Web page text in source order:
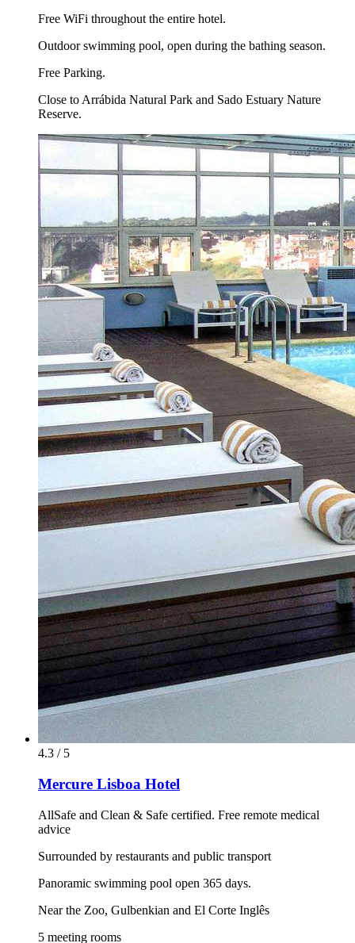
Free WiFi throughout the entire hotel.
Outdoor swimming pool, open during the bathing season.
Free Parking.
Close to Arrábida Natural Park and Sado Estuary Nature
Reserve.
4.3 / 5
Mercure Lisboa Hotel
AllSafe and Clean & Safe certified. Free remote medical
advice
Surrounded by restaurants and public transport
Panoramic swimming pool open 365 days.
Near the Zoo, Gulbenkian and El Corte Inglês
5 meeting rooms